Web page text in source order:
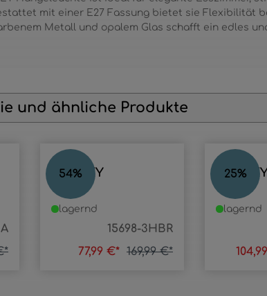
mit einer E27 Fassung bietet sie Flexibilität
Metall und opalem Glas schafft ein edles
und ähnliche Produkte
54%
GORLEY
15698-3HBR
lagernd
77,99 €* 169,99 €*
25%
lagernd